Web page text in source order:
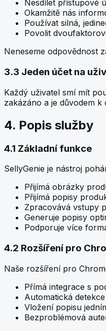
Nesdílet přístupové
Okamžitě nás
Používat silná,
Povolit
Neneseme odpovědnost
3.3 Jeden účet na
Každý uživatel smí mít
zakázáno a je důvodem
4. Popis služby
4.1 Základní funkce
SellyGenie je nástroj
Přijímá obrázky
Přijímá popisy
Zpracovává vstupy
Generuje popisy
Podporuje více
4.2 Rozšíření pro
Naše rozšíření pro
Přímá integrace s
Automatická
Vložení popisu
Bezproblémová